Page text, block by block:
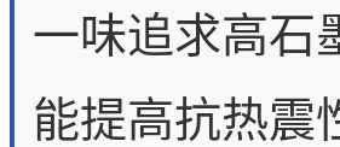
一味追求高石
能提高抗热震